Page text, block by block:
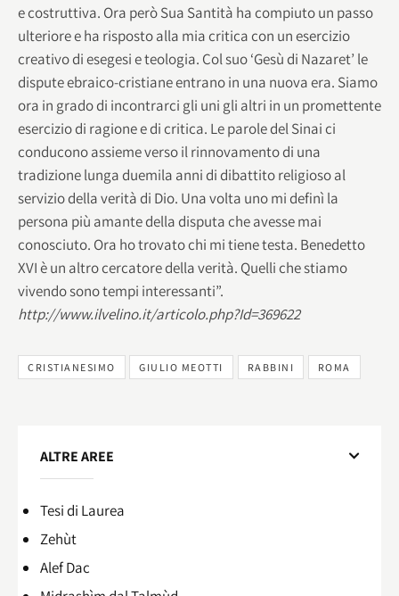
e costruttiva. Ora però Sua Santità ha compiuto un passo
ulteriore e ha risposto alla mia critica con un esercizio
creativo di esegesi e teologia. Col suo ‘Gesù di Nazaret’ le
dispute ebraico-cristiane entrano in una nuova era. Siamo
ora in grado di incontrarci gli uni gli altri in un promettente
esercizio di ragione e di critica. Le parole del Sinai ci
conducono assieme verso il rinnovamento di una
tradizione lunga duemila anni di dibattito religioso al
servizio della verità di Dio. Una volta uno mi definì la
persona più amante della disputa che avesse mai
conosciuto. Ora ho trovato chi mi tiene testa. Benedetto
XVI è un altro cercatore della verità. Quelli che stiamo
vivendo sono tempi interessanti”.
http://www.ilvelino.it/articolo.php?Id=369622
CRISTIANESIMO GIULIO MEOTTI RABBINI ROMA
ALTRE AREE
Tesi di Laurea
Zehùt
Alef Dac